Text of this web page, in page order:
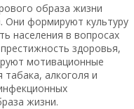
образа жизни
Они формируют культуру
населения в вопросах
здоровья,
мотивационные
табака, алкоголя и
жизни.